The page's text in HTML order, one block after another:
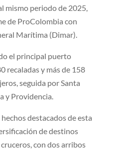
mismo periodo de 2025,
de ProColombia con
Marítima (Dimar).
el principal puerto
recaladas y más de 158
seguida por Santa
y Providencia.
destacados de esta
de destinos
con dos arribos